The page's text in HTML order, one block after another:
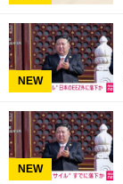
NEW
NEW